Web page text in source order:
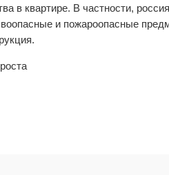
в квартире. В частности,
и пожароопасные